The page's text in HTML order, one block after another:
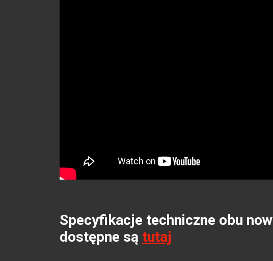
Specyfikacje techniczne obu
dostępne są tutaj